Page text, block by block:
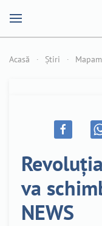
Acasă Știri
va
NEWS